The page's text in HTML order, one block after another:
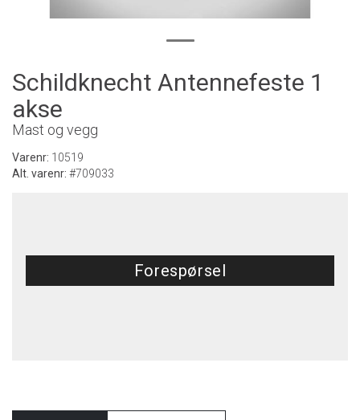
Schildknecht Antennefeste 1
akse
Mast og vegg
Varenr: 10519
Alt. varenr: #709033
Forespørsel